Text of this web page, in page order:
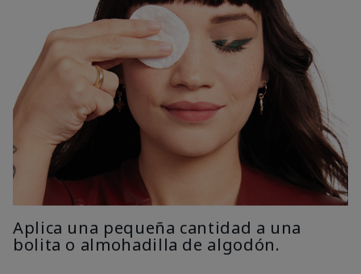
Aplica una pequeña cantidad a una
bolita o almohadilla de algodón.